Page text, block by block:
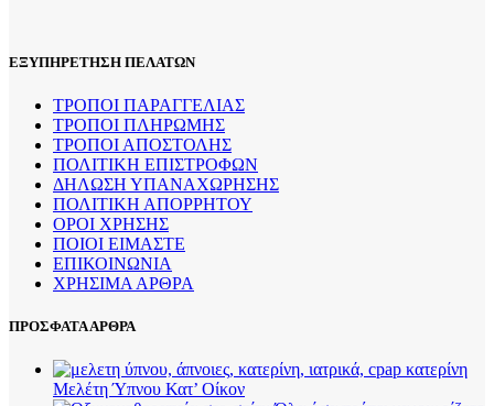
του
ΕΞΥΠΗΡΕΤΗΣΗ ΠΕΛΑΤΩΝ
ΤΡΟΠΟΙ ΠΑΡΑΓΓΕΛΙΑΣ
ΤΡΟΠΟΙ ΠΛΗΡΩΜΗΣ
ΤΡΟΠΟΙ ΑΠΟΣΤΟΛΗΣ
ΠΟΛΙΤΙΚΗ ΕΠΙΣΤΡΟΦΩΝ
ΔΗΛΩΣΗ ΥΠΑΝΑΧΩΡΗΣΗΣ
ΠΟΛΙΤΙΚΗ ΑΠΟΡΡΗΤΟΥ
ΟΡΟΙ ΧΡΗΣΗΣ
ΠΟΙΟΙ ΕΙΜΑΣΤΕ
ΕΠΙΚΟΙΝΩΝΙΑ
ΧΡΗΣΙΜΑ ΑΡΘΡΑ
ΠΡΟΣΦΑΤΑ ΑΡΘΡΑ
Μελέτη Ύπνου Κατ’ Οίκον